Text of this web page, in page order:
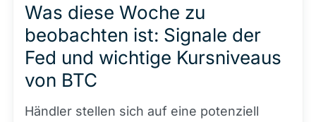
Was diese Woche zu
beobachten ist: Signale der
Fed und wichtige Kursniveaus
von BTC
Händler stellen sich auf eine potenziell